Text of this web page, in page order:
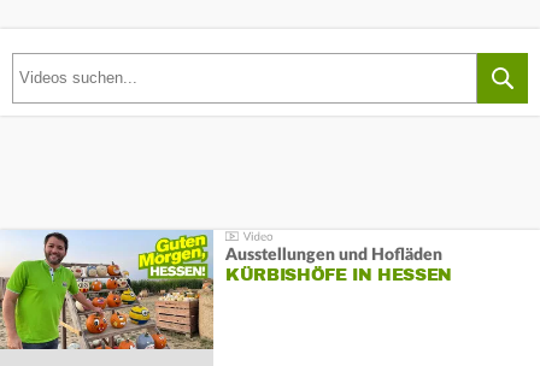
Ausstellungen und Hofläden
KÜRBISHÖFE IN HESSEN